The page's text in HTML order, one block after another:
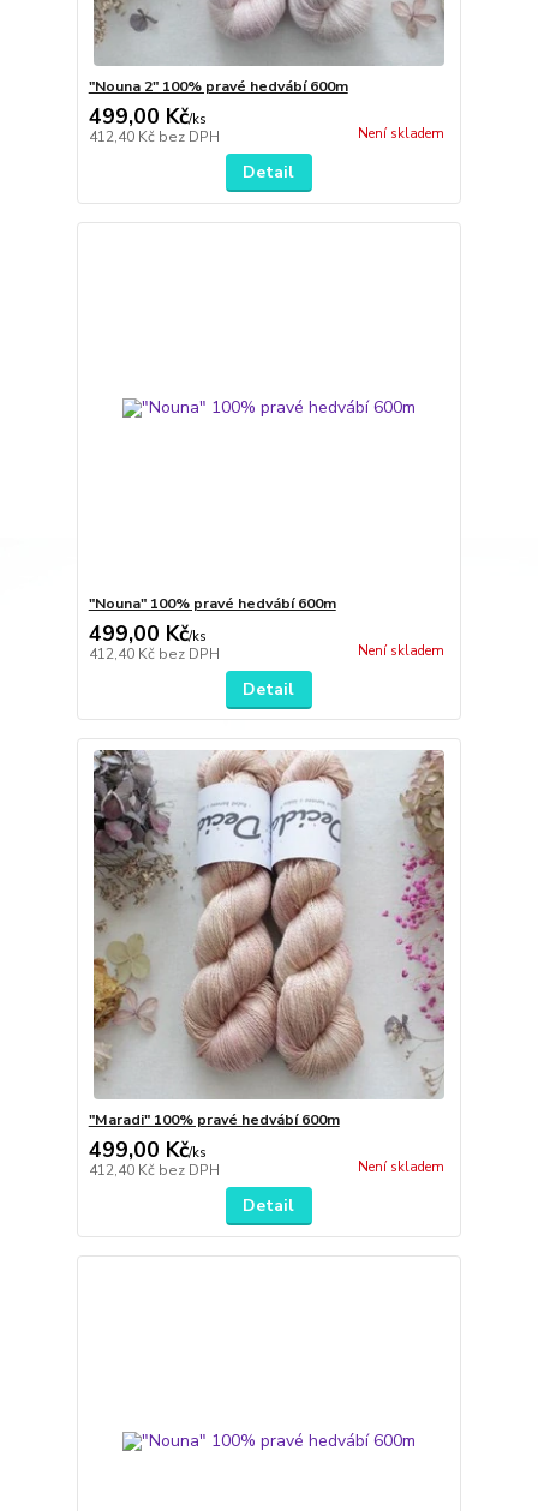
"Nouna 2" 100% pravé hedvábí 600m
499,00 Kč/ks
412,40 Kč bez DPH Není skladem
Detail
"Nouna" 100% pravé hedvábí 600m
499,00 Kč/ks
412,40 Kč bez DPH Není skladem
Detail
"Maradi" 100% pravé hedvábí 600m
499,00 Kč/ks
412,40 Kč bez DPH Není skladem
Detail